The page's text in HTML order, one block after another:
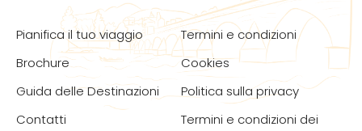
Pianifica il tuo viaggio
Brochure
Guida delle Destinazioni
Contatti
Termini e condizioni
Cookies
Politica sulla privacy
Termini e condizioni dei